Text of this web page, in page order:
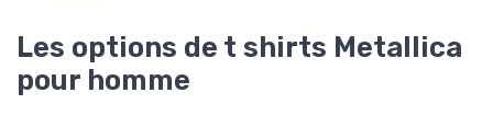
Les options de t shirts Metallica
pour homme